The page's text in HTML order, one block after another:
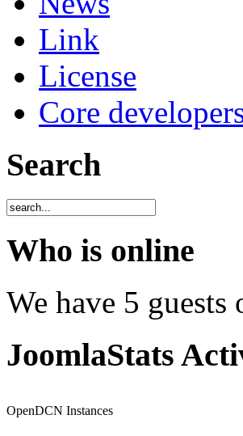
Link
License
Core
Search
Who is online
We have 5 guests
JoomlaStats
OpenDCN Instances